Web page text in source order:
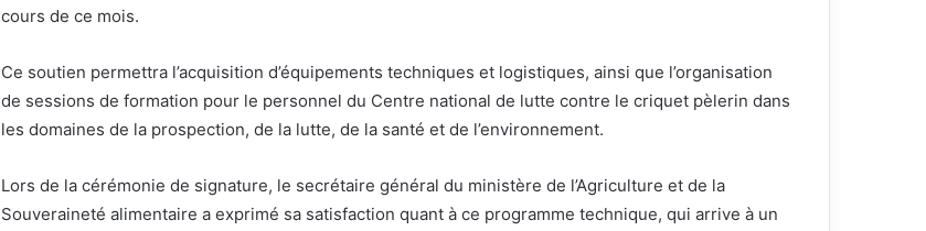
cours de ce mois.
Ce soutien permettra l’acquisition d’équipements techniques et logistiques, ainsi que l’organisation
de sessions de formation pour le personnel du Centre national de lutte contre le criquet pèlerin dans
les domaines de la prospection, de la lutte, de la santé et de l’environnement.
Lors de la cérémonie de signature, le secrétaire général du ministère de l’Agriculture et de la
Souveraineté alimentaire a exprimé sa satisfaction quant à ce programme technique, qui arrive à un